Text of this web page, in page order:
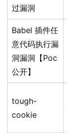
过漏洞
Babel 插件任
意代码执行漏
洞漏洞【Poc
公开】
tough-
cookie